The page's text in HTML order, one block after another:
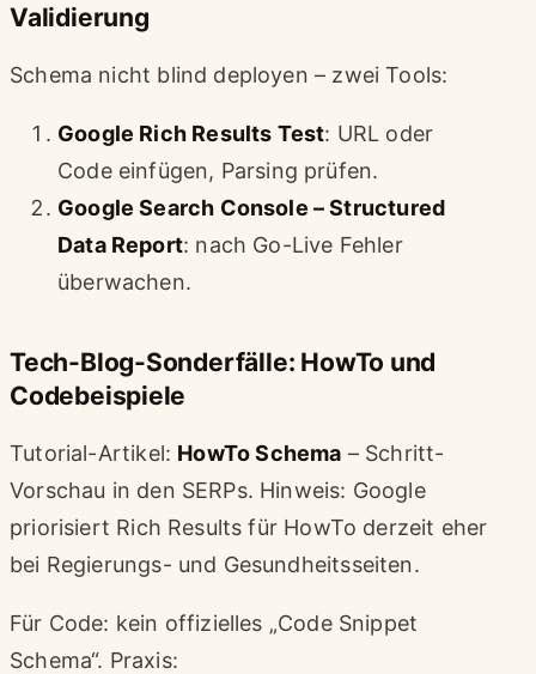
Validierung
Schema nicht blind deployen – zwei Tools:
Google Rich Results Test: URL oder
Code einfügen, Parsing prüfen.
Google Search Console – Structured
Data Report: nach Go-Live Fehler
überwachen.
Tech-Blog-Sonderfälle: HowTo und
Codebeispiele
Tutorial-Artikel: HowTo Schema – Schritt-
Vorschau in den SERPs. Hinweis: Google
priorisiert Rich Results für HowTo derzeit eher
bei Regierungs- und Gesundheitsseiten.
Für Code: kein offizielles „Code Snippet
Schema“. Praxis: